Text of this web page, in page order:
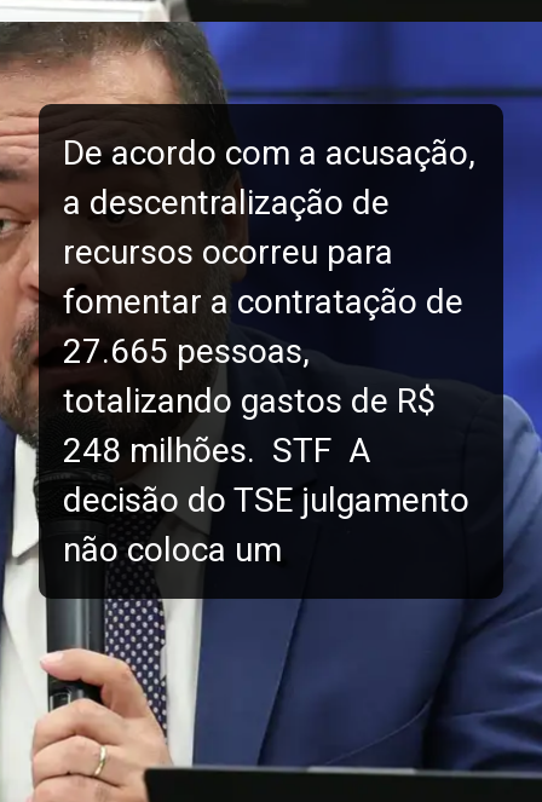
De acordo com a acusação,
a descentralização de
recursos ocorreu para
fomentar a contratação de
27.665 pessoas,
totalizando gastos de R$
248 milhões. STF A
decisão do TSE julgamento
não coloca um